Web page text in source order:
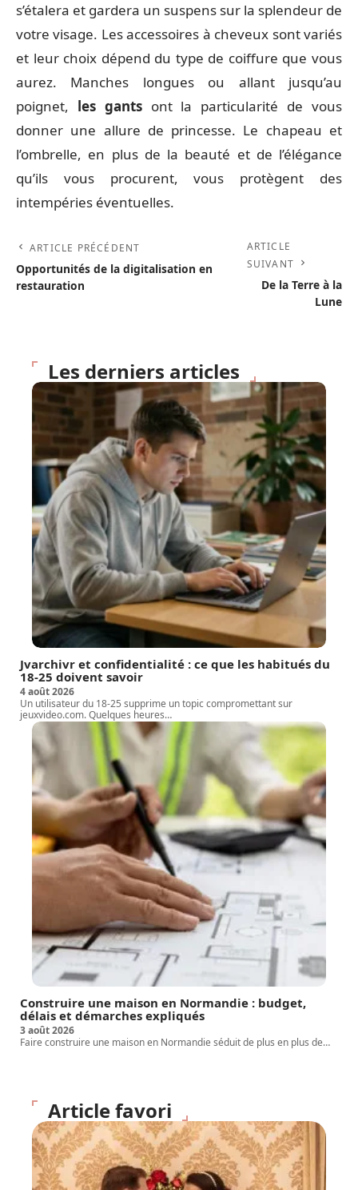
s’étalera et gardera un suspens sur la splendeur de
votre visage. Les accessoires à cheveux sont variés
et leur choix dépend du type de coiffure que vous
aurez. Manches longues ou allant jusqu’au
poignet, les gantsont la particularité de vous
donner une allure de princesse. Le chapeau et
l’ombrelle, en plus de la beauté et de l’élégance
qu’ils vous procurent, vous protègent des
intempéries éventuelles.
ARTICLE PRÉCÉDENT
Opportunités de la digitalisation en
restauration
ARTICLE
SUIVANT
De la Terre à la
Lune
Les derniers articles
Jvarchivr et confidentialité : ce que les habitués du
18-25 doivent savoir
4 août 2026
Un utilisateur du 18-25 supprime un topic compromettant sur
jeuxvideo.com. Quelques heures…
Construire une maison en Normandie : budget,
délais et démarches expliqués
3 août 2026
Faire construire une maison en Normandie séduit de plus en plus de…
Article favori